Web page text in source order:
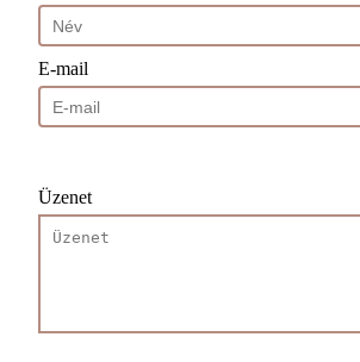
E-mail
Üzenet